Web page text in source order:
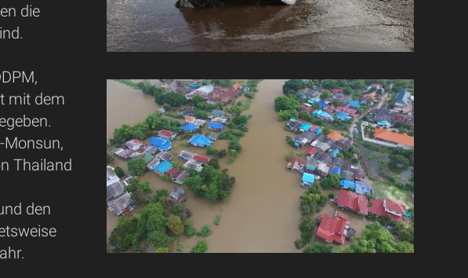
die
mit dem
Monsun,
Thailand
den